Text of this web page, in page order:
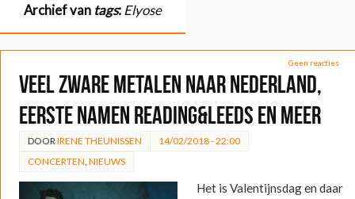
Archief van tags:Elyose
Geen reacties
Veel zware metalen naar Nederland,
eerste namen Reading&Leeds en meer
DOOR IRENE THEUNISSEN
14/02/2018 - 22:00
CONCERTEN NIEUWS
Het is Valentijnsdag en daar